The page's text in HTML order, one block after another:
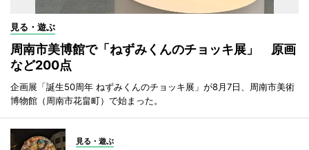
見る・遊ぶ
周南市美博館で「ねずみくんのチョッキ展」 原画
など200点
企画展「誕生50周年 ねずみくんのチョッキ展」が8月7日、周南市美術
博物館（周南市花畠町）で始まった。
見る・遊ぶ